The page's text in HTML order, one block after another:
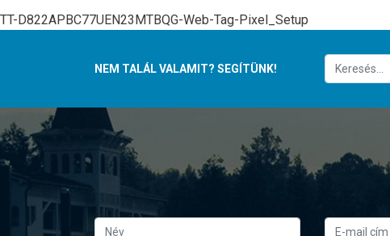
TT-D822APBC77UEN23MTBQG-Web-Tag-Pixel_Setup
NEM TALÁL VALAMIT? SEGÍTÜNK!